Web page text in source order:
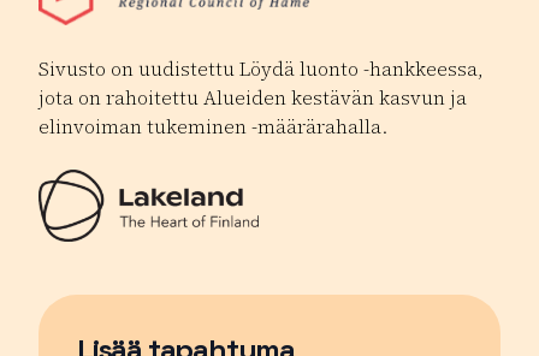
Sivusto on uudistettu Löydä luonto -hankkeessa,
jota on rahoitettu Alueiden kestävän kasvun ja
elinvoiman tukeminen -määrärahalla.